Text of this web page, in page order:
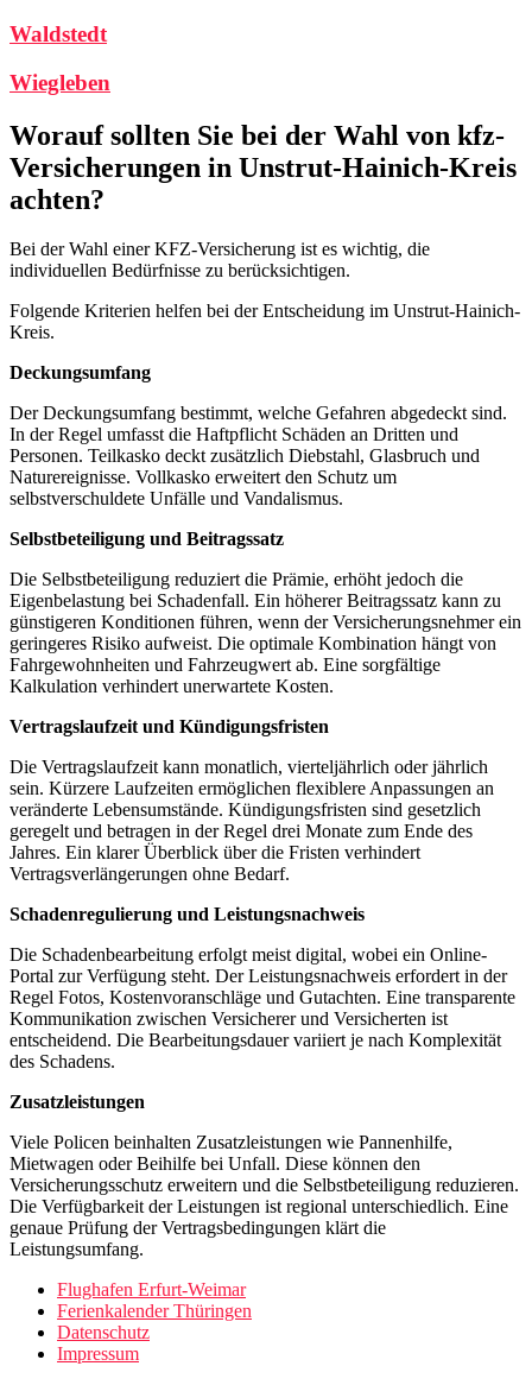
Waldstedt
Wiegleben
Worauf sollten Sie bei der Wahl von kfz-
Versicherungen in Unstrut-Hainich-Kreis
achten?
Bei der Wahl einer KFZ-Versicherung ist es wichtig, die
individuellen Bedürfnisse zu berücksichtigen.
Folgende Kriterien helfen bei der Entscheidung im Unstrut-Hainich-
Kreis.
Deckungsumfang
Der Deckungsumfang bestimmt, welche Gefahren abgedeckt sind.
In der Regel umfasst die Haftpflicht Schäden an Dritten und
Personen. Teilkasko deckt zusätzlich Diebstahl, Glasbruch und
Naturereignisse. Vollkasko erweitert den Schutz um
selbstverschuldete Unfälle und Vandalismus.
Selbstbeteiligung und Beitragssatz
Die Selbstbeteiligung reduziert die Prämie, erhöht jedoch die
Eigenbelastung bei Schadenfall. Ein höherer Beitragssatz kann zu
günstigeren Konditionen führen, wenn der Versicherungsnehmer ein
geringeres Risiko aufweist. Die optimale Kombination hängt von
Fahrgewohnheiten und Fahrzeugwert ab. Eine sorgfältige
Kalkulation verhindert unerwartete Kosten.
Vertragslaufzeit und Kündigungsfristen
Die Vertragslaufzeit kann monatlich, vierteljährlich oder jährlich
sein. Kürzere Laufzeiten ermöglichen flexiblere Anpassungen an
veränderte Lebensumstände. Kündigungsfristen sind gesetzlich
geregelt und betragen in der Regel drei Monate zum Ende des
Jahres. Ein klarer Überblick über die Fristen verhindert
Vertragsverlängerungen ohne Bedarf.
Schadenregulierung und Leistungsnachweis
Die Schadenbearbeitung erfolgt meist digital, wobei ein Online-
Portal zur Verfügung steht. Der Leistungsnachweis erfordert in der
Regel Fotos, Kostenvoranschläge und Gutachten. Eine transparente
Kommunikation zwischen Versicherer und Versicherten ist
entscheidend. Die Bearbeitungsdauer variiert je nach Komplexität
des Schadens.
Zusatzleistungen
Viele Policen beinhalten Zusatzleistungen wie Pannenhilfe,
Mietwagen oder Beihilfe bei Unfall. Diese können den
Versicherungsschutz erweitern und die Selbstbeteiligung reduzieren.
Die Verfügbarkeit der Leistungen ist regional unterschiedlich. Eine
genaue Prüfung der Vertragsbedingungen klärt die
Leistungsumfang.
Flughafen Erfurt-Weimar
Ferienkalender Thüringen
Datenschutz
Impressum